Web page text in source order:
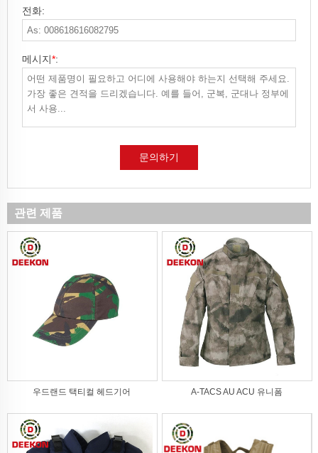
전화:
메시지*:
문의하기
관련 제품
우드랜드 택티컬 헤드기어 A-TACS AU ACU 유니폼